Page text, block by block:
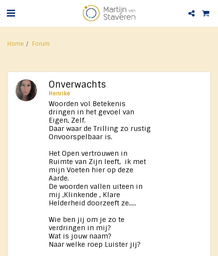
Home Forum
Onverwachts
Henrike
Woorden vol Betekenis
dringen in het gevoel van
Eigen, Zelf.
Daar waar de Trilling zo rustig
Onvoorspelbaar is.
Het Open vertrouwen in
Ruimte van Zijn leeft, ik met
mijn Voeten hier op deze
Aarde.
De woorden vallen uiteen in
mij ,Klinkende , Klare
Helderheid doorzeeft ze.....
Wie ben jij om je zo te
verdringen in mij?
Wat is jouw naam?
Naar welke roep Luister jij?